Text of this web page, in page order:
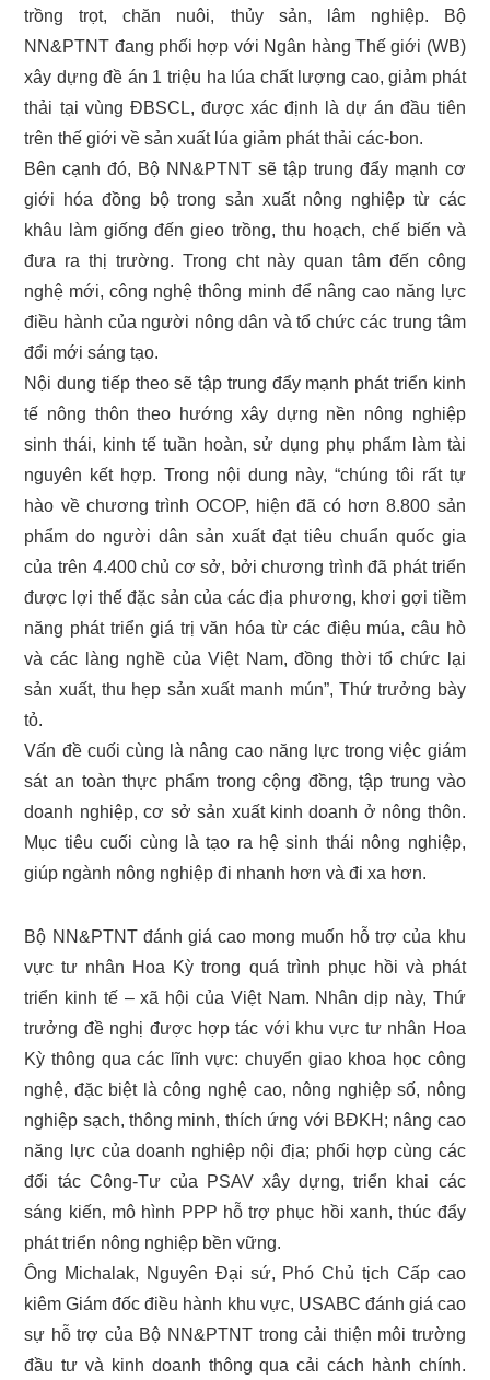
trồng trọt, chăn nuôi, thủy sản, lâm nghiệp. Bộ
NN&PTNT đang phối hợp với Ngân hàng Thế giới (WB)
xây dựng đề án 1 triệu ha lúa chất lượng cao, giảm phát
thải tại vùng ĐBSCL, được xác định là dự án đầu tiên
trên thế giới về sản xuất lúa giảm phát thải các-bon.
Bên cạnh đó, Bộ NN&PTNT sẽ tập trung đẩy mạnh cơ
giới hóa đồng bộ trong sản xuất nông nghiệp từ các
khâu làm giống đến gieo trồng, thu hoạch, chế biến và
đưa ra thị trường. Trong cht này quan tâm đến công
nghệ mới, công nghệ thông minh để nâng cao năng lực
điều hành của người nông dân và tổ chức các trung tâm
đổi mới sáng tạo.
Nội dung tiếp theo sẽ tập trung đẩy mạnh phát triển kinh
tế nông thôn theo hướng xây dựng nền nông nghiệp
sinh thái, kinh tế tuần hoàn, sử dụng phụ phẩm làm tài
nguyên kết hợp. Trong nội dung này, “chúng tôi rất tự
hào về chương trình OCOP, hiện đã có hơn 8.800 sản
phẩm do người dân sản xuất đạt tiêu chuẩn quốc gia
của trên 4.400 chủ cơ sở, bởi chương trình đã phát triển
được lợi thế đặc sản của các địa phương, khơi gợi tiềm
năng phát triển giá trị văn hóa từ các điệu múa, câu hò
và các làng nghề của Việt Nam, đồng thời tổ chức lại
sản xuất, thu hẹp sản xuất manh mún”, Thứ trưởng bày
tỏ.
Vấn đề cuối cùng là nâng cao năng lực trong việc giám
sát an toàn thực phẩm trong cộng đồng, tập trung vào
doanh nghiệp, cơ sở sản xuất kinh doanh ở nông thôn.
Mục tiêu cuối cùng là tạo ra hệ sinh thái nông nghiệp,
giúp ngành nông nghiệp đi nhanh hơn và đi xa hơn.
Bộ NN&PTNT đánh giá cao mong muốn hỗ trợ của khu
vực tư nhân Hoa Kỳ trong quá trình phục hồi và phát
triển kinh tế – xã hội của Việt Nam. Nhân dịp này, Thứ
trưởng đề nghị được hợp tác với khu vực tư nhân Hoa
Kỳ thông qua các lĩnh vực: chuyển giao khoa học công
nghệ, đặc biệt là công nghệ cao, nông nghiệp số, nông
nghiệp sạch, thông minh, thích ứng với BĐKH; nâng cao
năng lực của doanh nghiệp nội địa; phối hợp cùng các
đối tác Công-Tư của PSAV xây dựng, triển khai các
sáng kiến, mô hình PPP hỗ trợ phục hồi xanh, thúc đẩy
phát triển nông nghiệp bền vững.
Ông Michalak, Nguyên Đại sứ, Phó Chủ tịch Cấp cao
kiêm Giám đốc điều hành khu vực, USABC đánh giá cao
sự hỗ trợ của Bộ NN&PTNT trong cải thiện môi trường
đầu tư và kinh doanh thông qua cải cách hành chính.